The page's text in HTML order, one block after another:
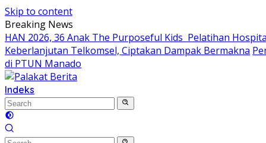
Skip to content
Breaking News
HAN 2026, 36 Anak The Purposeful Kids Pelatihan
Keberlanjutan Telkomsel, Ciptakan Dampak Bermakna
di PTUN Manado
Indeks